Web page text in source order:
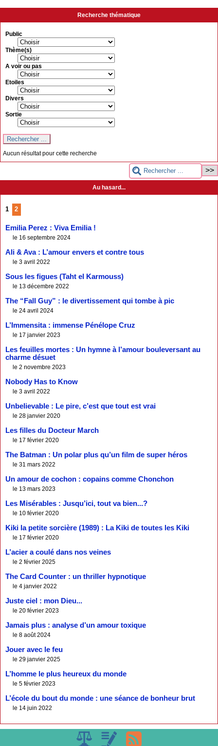
Recherche thématique
Public
Thème(s)
A voir ou pas
Etoiles
Divers
Sortie
Aucun résultat pour cette recherche
Au hasard...
1 2
Emilia Perez : Viva Emilia !
le 16 septembre 2024
Ali & Ava : L’amour envers et contre tous
le 3 avril 2022
Sous les figues (Taht el Karmouss)
le 13 décembre 2022
The “Fall Guy” : le divertissement qui tombe à pic
le 24 avril 2024
L’Immensita : immense Pénélope Cruz
le 17 janvier 2023
Les feuilles mortes : Un hymne à l’amour bouleversant au
charme désuet
le 2 novembre 2023
Nobody Has to Know
le 3 avril 2022
Unbelievable : Le pire, c’est que tout est vrai
le 28 janvier 2020
Les filles du Docteur March
le 17 février 2020
The Batman : Un polar plus qu’un film de super héros
le 31 mars 2022
Un amour de cochon : copains comme Chonchon
le 13 mars 2023
Les Misérables : Jusqu’ici, tout va bien...?
le 10 février 2020
Kiki la petite sorcière (1989) : La Kiki de toutes les Kiki
le 17 février 2020
L’acier a coulé dans nos veines
le 2 février 2025
The Card Counter : un thriller hypnotique
le 4 janvier 2022
Juste ciel : mon Dieu...
le 20 février 2023
Jamais plus : analyse d’un amour toxique
le 8 août 2024
Jouer avec le feu
le 29 janvier 2025
L’homme le plus heureux du monde
le 5 février 2023
L’école du bout du monde : une séance de bonheur brut
le 14 juin 2022